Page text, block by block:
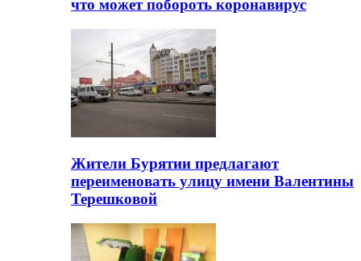
что может побороть коронавирус
Жители Бурятии предлагают
переименовать улицу имени Валентины
Терешковой